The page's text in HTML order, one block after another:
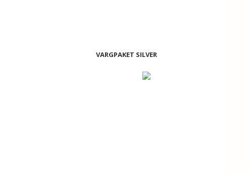
VARGPAKET SILVER